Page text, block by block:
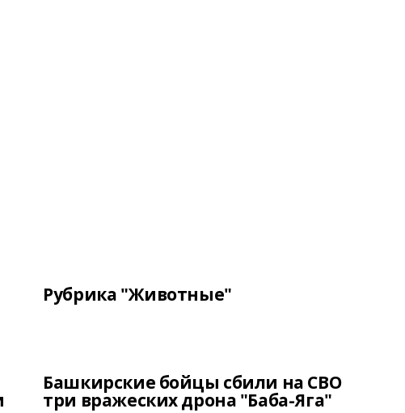
Рубрика "Животные"
Башкирские бойцы сбили на СВО
три вражеских дрона "Баба-Яга"